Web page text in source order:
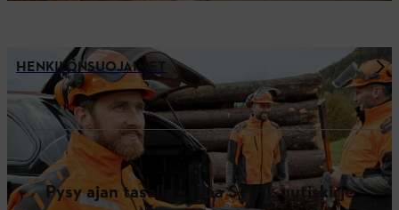
HENKILÖNSUOJAIMET
Pysy ajan tasalla – tilaa STIHL uutiskirje